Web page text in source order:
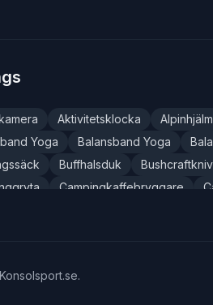
Aktivitetsklocka Alpinhjälm
Yoga
Balansband Yoga
Buffhalsduk
Campingkaffebryggare
Cykeldatorfäste
Konsolsport.se.